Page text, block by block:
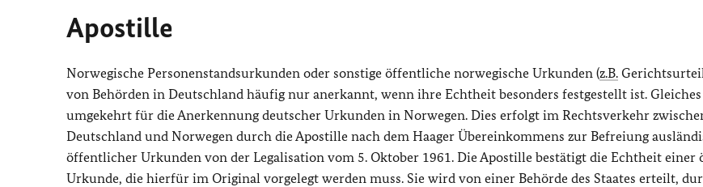
Apostille
Norwegische Personenstandsurkunden oder sonstige öffentliche norwegische Urkunden (z.B.
von Behörden in Deutschland häufig nur anerkannt, wenn ihre Echtheit besonders festgestellt ist.
umgekehrt für die Anerkennung deutscher Urkunden in Norwegen. Dies erfolgt im Rechtsverkehr
Deutschland und Norwegen durch die Apostille nach dem Haager Übereinkommens zur Befreiung
öffentlicher Urkunden von der Legalisation vom 5. Oktober 1961. Die Apostille bestätigt die Echtheit einer
Urkunde, die hierfür im Original vorgelegt werden muss. Sie wird von einer Behörde des Staates erteilt,